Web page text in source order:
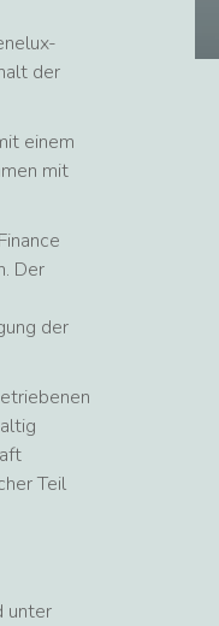
der
einem
mit
Der
der
Teil
unter